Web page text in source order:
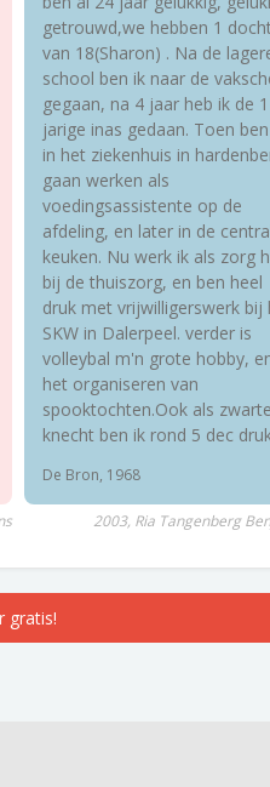
getrouwd,we hebben 1
van 18(Sharon) . Na de
school ben ik naar de
gegaan, na 4 jaar heb ik de 1
jarige inas gedaan. Toen
in het ziekenhuis in
gaan werken als
voedingsassistente op de
afdeling, en later in de
keuken. Nu werk ik als zorg
bij de thuiszorg, en ben heel
druk met vrijwilligerswerk bij
SKW in Dalerpeel. verder is
volleybal m'n grote hobby,
het organiseren van
spooktochten.Ook als zwarte
knecht ben ik rond 5 dec
De Bron, 1968
2003, Ria Tangenberg
gratis!